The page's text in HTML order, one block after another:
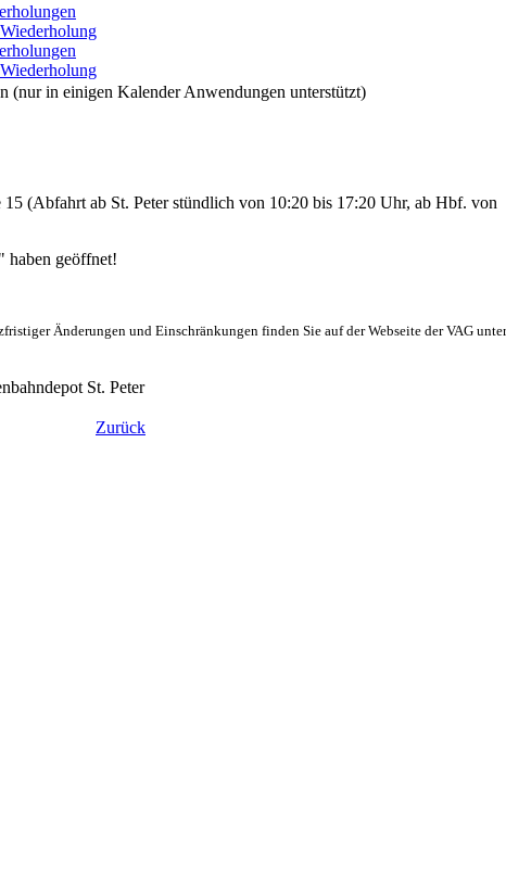
(nur in einigen Kalender Anwendungen unterstützt)
(Abfahrt ab St. Peter stündlich von 10:20 bis 17:20 Uhr, ab Hbf. von
haben geöffnet!
Änderungen und Einschränkungen finden Sie auf der Webseite der VAG unter
St. Peter
Zurück